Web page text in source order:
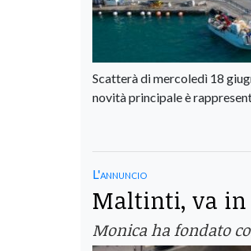
Scatterà di mercoledì 18
novità principale è
L'annuncio
Maltinti, va in
Monica ha fondato